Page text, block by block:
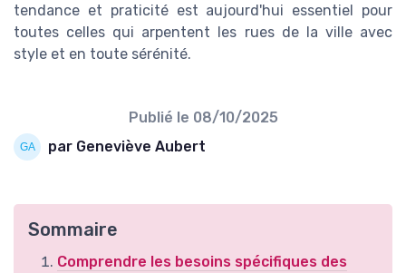
tendance et praticité est aujourd'hui essentiel pour
toutes celles qui arpentent les rues de la ville avec
style et en toute sérénité.
Publié le 08/10/2025
par Geneviève Aubert
Sommaire
Comprendre les besoins spécifiques des